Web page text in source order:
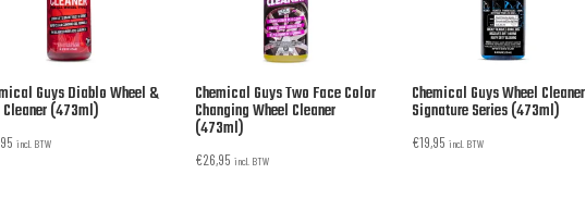
Guys Diablo Wheel &
Cleaner (473ml)
incl. BTW
Chemical Guys Two Face Color
Changing Wheel Cleaner
(473ml)
€26,95 incl. BTW
Chemical Guys Wheel Cleaner
Signature Series (473ml)
€19,95 incl. BTW